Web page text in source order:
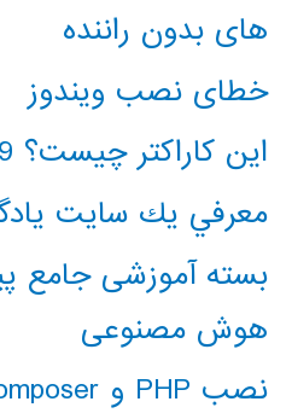
های بدون راننده
خطای نصب ویندوز
این کاراکتر چیست؟ 65279
معرفي يك سايت
بسته آموزشی جامع
هوش مصنوعی
نصب PHP و composer در ویندوز 10